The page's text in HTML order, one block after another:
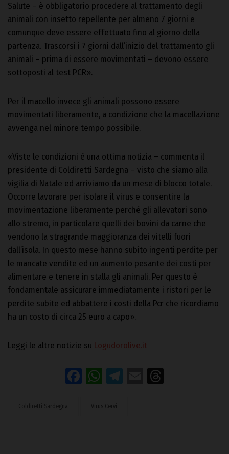
Salute – è obbligatorio procedere al trattamento degli
animali con insetto repellente per almeno 7 giorni e
comunque deve essere effettuato fino al giorno della
partenza. Trascorsi i 7 giorni dall’inizio del trattamento gli
animali – prima di essere movimentati – devono essere
sottoposti al test PCR».
Per il macello invece gli animali possono essere
movimentati liberamente, a condizione che la macellazione
avvenga nel minore tempo possibile.
«Viste le condizioni è una ottima notizia – commenta il
presidente di Coldiretti Sardegna – visto che siamo alla
vigilia di Natale ed arriviamo da un mese di blocco totale.
Occorre lavorare per isolare il virus e consentire la
movimentazione liberamente perché gli allevatori sono
allo stremo, in particolare quelli dei bovini da carne che
vendono la stragrande maggioranza dei vitelli fuori
dall’isola. In questo mese hanno subito ingenti perdite per
le mancate vendite ed un aumento pesante dei costi per
alimentare e tenere in stalla gli animali. Per questo è
fondamentale assicurare immediatamente i ristori per le
perdite subite ed abbattere i costi della Pcr che ricordiamo
ha un costo di circa 25 euro a capo».
Leggi le altre notizie su Logudorolive.it
Facebook
WhatsApp
Telegram
Email
Coldiretti Sardegna Virus Cervi